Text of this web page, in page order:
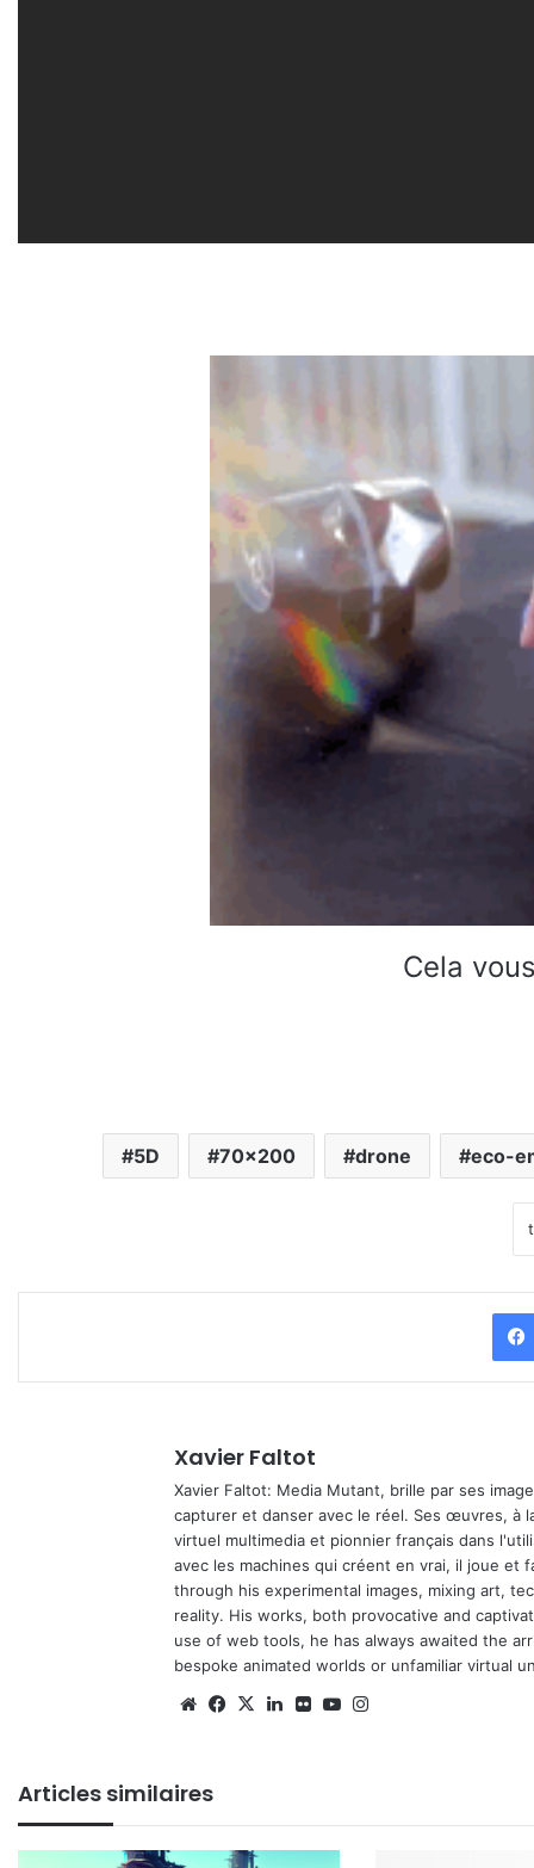
Cela
5D 70x200 drone eco-
Xavier Faltot
Xavier Faltot: Media Mutant, brille par ses
capturer et danser avec le réel. Ses œuvres, à
virtuel multimedia et pionnier français dans
avec les machines qui créent en vrai, il joue et
through his experimental images, mixing art,
reality. His works, both provocative and
use of web tools, he has always awaited the
bespoke animated worlds or unfamiliar virtual
WebsiteFacebook
X Linkedin
FlickrYouTube
Articles similaires